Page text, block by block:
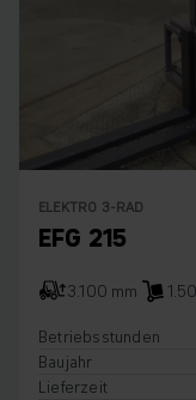
ELEKTRO 3-RAD
EFG 215
3.100 mm
Betriebsstunden
Baujahr
Lieferzeit